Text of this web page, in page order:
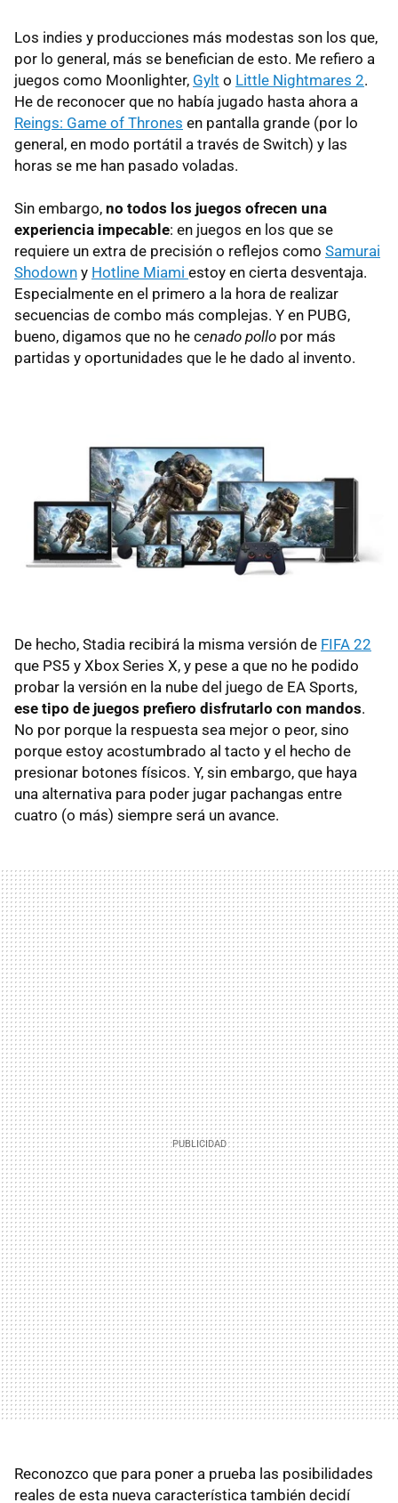
Los indies y producciones más modestas son los que,
por lo general, más se benefician de esto. Me refiero a
juegos como Moonlighter, Gylt o Little Nightmares 2.
He de reconocer que no había jugado hasta ahora a
Reings: Game of Thrones en pantalla grande (por lo
general, en modo portátil a través de Switch) y las
horas se me han pasado voladas.
Sin embargo, no todos los juegos ofrecen una
experiencia impecable: en juegos en los que se
requiere un extra de precisión o reflejos como Samurai
Shodown y Hotline Miami estoy en cierta desventaja.
Especialmente en el primero a la hora de realizar
secuencias de combo más complejas. Y en PUBG,
bueno, digamos que no he cenado pollo por más
partidas y oportunidades que le he dado al invento.
De hecho, Stadia recibirá la misma versión de FIFA 22
que PS5 y Xbox Series X, y pese a que no he podido
probar la versión en la nube del juego de EA Sports,
ese tipo de juegos prefiero disfrutarlo con mandos.
No por porque la respuesta sea mejor o peor, sino
porque estoy acostumbrado al tacto y el hecho de
presionar botones físicos. Y, sin embargo, que haya
una alternativa para poder jugar pachangas entre
cuatro (o más) siempre será un avance.
Reconozco que para poner a prueba las posibilidades
reales de esta nueva característica también decidí